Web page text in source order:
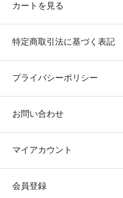
カートを見る
特定商取引法に基づく表記
プライバシーポリシー
お問い合わせ
マイアカウント
会員登録